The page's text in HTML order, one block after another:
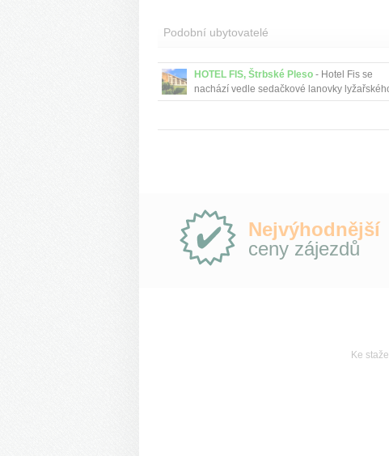
Podobní ubytovatelé
HOTEL FIS, Štrbské Pleso - Hotel Fis se
nachází vedle sedačkové lanovky
střediska Štrbské Pleso.
Proč
e-
Slovensko.cz?
Nejvýhodnější
ceny zájezdů
Ke